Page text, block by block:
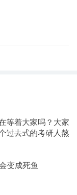
等着大家吗？大家
过去式的考研人熬
变成死鱼